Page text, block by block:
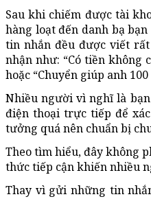
Sau khi chiếm được tài
hàng loạt đến danh bạ
tin nhắn đều được viết
nhận như: “Có tiền không
hoặc “Chuyển giúp anh
Nhiều người vì nghĩ là
điện thoại trực tiếp để
tưởng quá nên chuẩn bị
Theo tìm hiểu, đây không
thức tiếp cận khiến nhiều
Thay vì gửi những tin